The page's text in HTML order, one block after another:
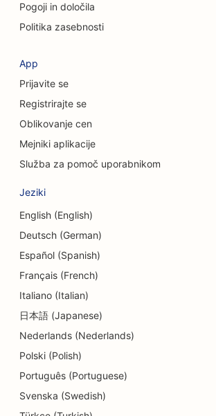
SEO za kozmetične kirurge
SEO za kraniofacialne kirurge
SEO za kreditne zadruge
SEO za trgovine s torticami
SEO za vrtce
SEO za storitve dolžniškega svetovanja
SEO za zobozdravstvene klinike
SEO za Delis
SEO za restavracije
SEO za trgovine s podrobnostmi
SEO za trgovine s krofki
Pogoji in določila
Politika zasebnosti
App
Prijavite se
Registrirajte se
Oblikovanje cen
Mejniki aplikacije
Služba za pomoč uporabnikom
Jeziki
English (English)
Deutsch (German)
Español (Spanish)
Français (French)
Italiano (Italian)
日本語 (Japanese)
Nederlands (Nederlands)
Polski (Polish)
Português (Portuguese)
Svenska (Swedish)